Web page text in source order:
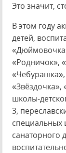
Это значит,
В этом году
детей,
«Родничок»,
школы-
3,
специальных
санаторного